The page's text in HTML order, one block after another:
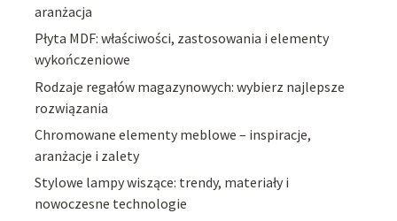
aranżacja
Płyta MDF: właściwości, zastosowania i elementy
wykończeniowe
Rodzaje regałów magazynowych: wybierz najlepsze
rozwiązania
Chromowane elementy meblowe – inspiracje,
aranżacje i zalety
Stylowe lampy wiszące: trendy, materiały i
nowoczesne technologie